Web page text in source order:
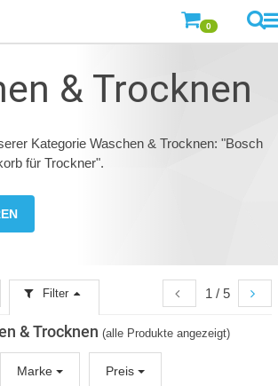
0
& Trocknen
Kategorie Waschen & Trocknen: "Bosch
für Trockner".
1 / 5
Filter
& Trocknen (alle Produkte angezeigt)
Marke Preis